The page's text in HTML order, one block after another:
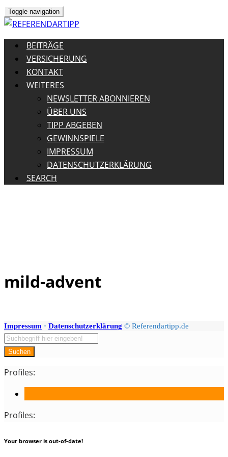
Toggle navigation
BEITRÄGE
VERSICHERUNG
KONTAKT
WEITERES
NEWSLETTER ABONNIEREN
ÜBER UNS
TIPP ABGEBEN
GEWINNSPIELE
IMPRESSUM
DATENSCHUTZERKLÄRUNG
SEARCH
Skip
mild-advent
Impressum · Datenschutzerklärung © Referendartipp.de
Suchen
Profiles:
Profiles:
Your browser is out-of-date!